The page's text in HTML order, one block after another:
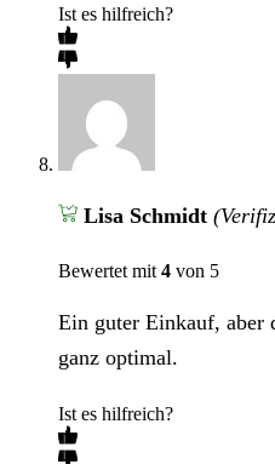
Ist es hilfreich?
Lisa Schmidt
Bewertet mit4 von 5
Ein guter Einkauf, aber
ganz optimal.
Ist es hilfreich?